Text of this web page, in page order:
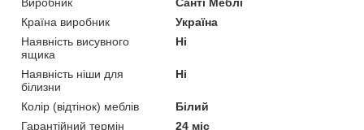
Країна виробник
Україна
Наявність висувного
ящика
Ні
Наявність ніши для
білизни
Ні
Колір (відтінок) меблів
Білий
Гарантійний термін
24 міс